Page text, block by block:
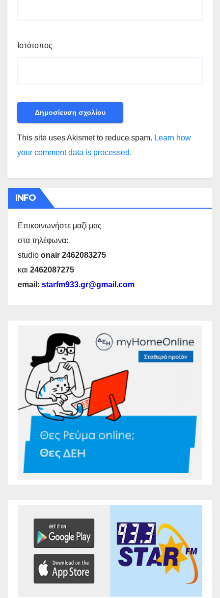
Ιστότοπος
This site uses Akismet to reduce spam. Learn how
your comment data is processed.
INFO
Επικοινωνήστε μαζί μας
στα τηλέφωνα:
studio onair 2462083275
και 2462087275
email: starfm933.gr@gmail.com